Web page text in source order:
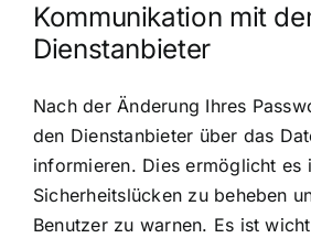
Kommunikation mit
Dienstanbieter
Nach der Änderung Ihres
den Dienstanbieter über das
informieren. Dies ermöglicht es
Sicherheitslücken zu beheben
Benutzer zu warnen. Es ist